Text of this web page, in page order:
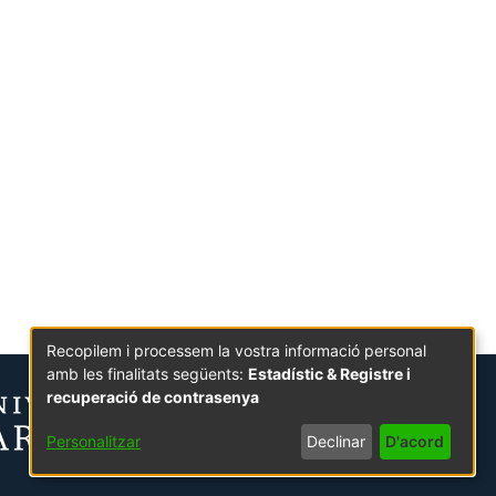
Recopilem i processem la vostra informació personal
amb les finalitats següents: Estadístic & Registre i
recuperació de contrasenya
Personalitzar Declinar D'acord